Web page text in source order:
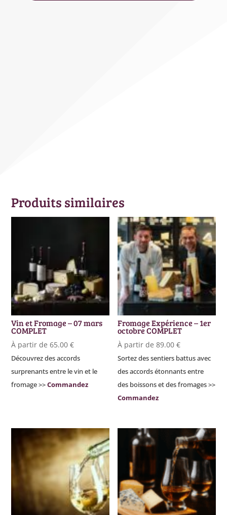
Produits similaires
Vin et Fromage – 07 mars
COMPLET
À partir de65.00€
Découvrez des accords
surprenants entre le vin et le
fromage >>Commandez
Fromage Expérience – 1er
octobre COMPLET
À partir de89.00€
Sortez des sentiers battus avec
des accords étonnants entre
des boissons et des fromages >>
Commandez